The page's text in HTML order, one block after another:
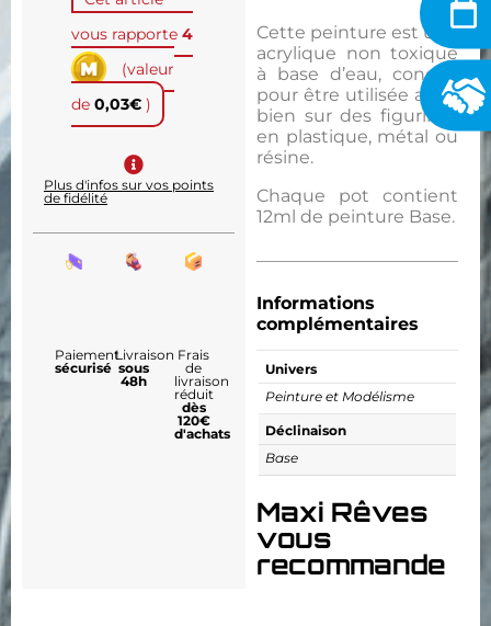
Cette peinture est une
acrylique non toxique
à base d’eau, conçue
pour être utilisée aussi
bien sur des figurines
en plastique, métal ou
résine.
Chaque pot contient
12ml de peinture Base.
Informations
complémentaires
Univers
Peinture et Modélisme
Déclinaison
Base
Maxi Rêves
vous
recommande
vous rapporte 4
(valeur
de 0,03€ )
Plus d'infos sur vos points
de fidélité
Paiement
sécurisé
Livraison
sous
48h
Frais
de
livraison
réduit
dès
120€
d'achats